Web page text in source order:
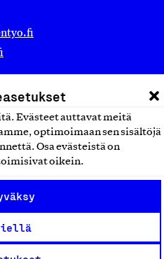
Evästeet auttavat meitä
optimoimaan sen sisältöjä
Osa evästeistä on
oikein.